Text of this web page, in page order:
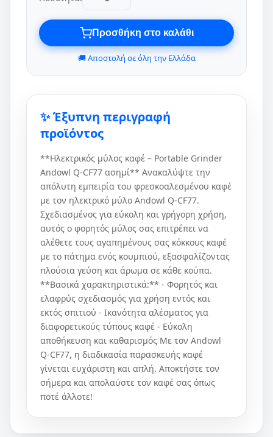
Προσθήκη στο καλάθι
🚚 Αποστολή σε όλη την Ελλάδα
✨ Έξυπνη περιγραφή
προϊόντος
**Ηλεκτρικός μύλος καφέ – Portable Grinder
Andowl Q-CF77 ασημί** Ανακαλύψτε την
απόλυτη εμπειρία του φρεσκοαλεσμένου καφέ
με τον ηλεκτρικό μύλο Andowl Q-CF77.
Σχεδιασμένος για εύκολη και γρήγορη χρήση,
αυτός ο φορητός μύλος σας επιτρέπει να
αλέθετε τους αγαπημένους σας κόκκους καφέ
με το πάτημα ενός κουμπιού, εξασφαλίζοντας
πλούσια γεύση και άρωμα σε κάθε κούπα.
**Βασικά χαρακτηριστικά:** - Φορητός και
ελαφρύς σχεδιασμός για χρήση εντός και
εκτός σπιτιού - Ικανότητα αλέσματος για
διαφορετικούς τύπους καφέ - Εύκολη
αποθήκευση και καθαρισμός Με τον Andowl
Q-CF77, η διαδικασία παρασκευής καφέ
γίνεται ευχάριστη και απλή. Αποκτήστε τον
σήμερα και απολαύστε τον καφέ σας όπως
ποτέ άλλοτε!